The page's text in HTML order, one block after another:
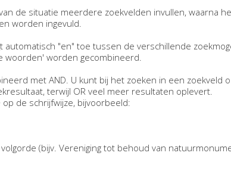
de situatie meerdere zoekvelden invullen, waarna
worden ingevuld.
automatisch "en" toe tussen de verschillende
woorden' worden gecombineerd.
met AND. U kunt bij het zoeken in een zoekveld
terwijl OR veel meer resultaten oplevert.
de schrijfwijze, bijvoorbeeld:
(bijv. Vereniging tot behoud van